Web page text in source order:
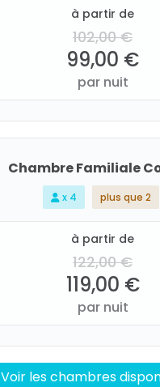
à partir de
102,00 €
99,00 €
par nuit
Chambre Familiale
x 4 plus que 2
à partir de
122,00 €
119,00 €
par nuit
Voir les chambres